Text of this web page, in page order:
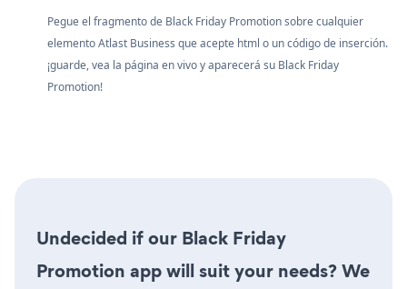
Pegue el fragmento de Black Friday Promotion sobre cualquier
elemento Atlast Business que acepte html o un código de inserción.
¡guarde, vea la página en vivo y aparecerá su Black Friday
Promotion!
Undecided if our Black Friday
Promotion app will suit your needs? We